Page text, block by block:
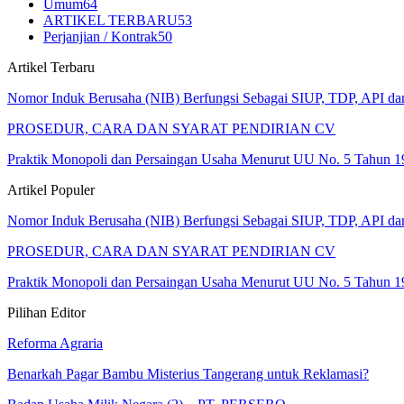
Umum64
ARTIKEL TERBARU53
Perjanjian / Kontrak50
Artikel Terbaru
Nomor Induk Berusaha (NIB) Berfungsi Sebagai SIUP, TDP, API
PROSEDUR, CARA DAN SYARAT PENDIRIAN CV
Praktik Monopoli dan Persaingan Usaha Menurut UU No. 5 Tahun
Artikel Populer
Nomor Induk Berusaha (NIB) Berfungsi Sebagai SIUP, TDP, API
PROSEDUR, CARA DAN SYARAT PENDIRIAN CV
Praktik Monopoli dan Persaingan Usaha Menurut UU No. 5 Tahun
Pilihan Editor
Reforma Agraria
Benarkah Pagar Bambu Misterius Tangerang untuk Reklamasi?